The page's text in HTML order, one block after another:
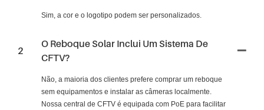
Sim, a cor e o logotipo podem ser personalizados.
2
O Reboque Solar Inclui Um Sistema De
CFTV?
Não, a maioria dos clientes prefere comprar um reboque
sem equipamentos e instalar as câmeras localmente.
Nossa central de CFTV é equipada com PoE para facilitar